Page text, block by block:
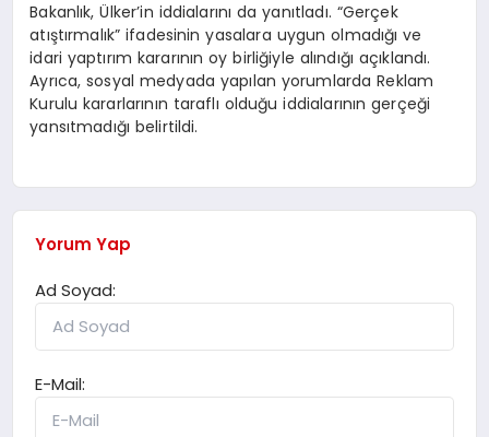
Bakanlık, Ülker’in iddialarını da yanıtladı. “Gerçek
atıştırmalık” ifadesinin yasalara uygun olmadığı ve
idari yaptırım kararının oy birliğiyle alındığı açıklandı.
Ayrıca, sosyal medyada yapılan yorumlarda Reklam
Kurulu kararlarının taraflı olduğu iddialarının gerçeği
yansıtmadığı belirtildi.
Yorum Yap
Ad Soyad:
E-Mail: